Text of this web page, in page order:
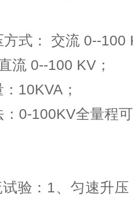
方式： 交流 0--100
100 KV；
10KVA；
0-100KV全量程
1、匀速升压